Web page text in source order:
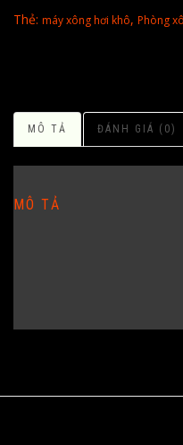
Thẻ: máy xông hơi khô, Phòng
MÔ TẢ ĐÁNH GIÁ (0)
MÔ TẢ